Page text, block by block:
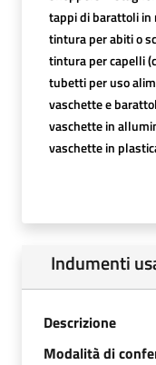
tappi di barattoli in
tintura per abiti o
tintura per capelli
tubetti per uso
vaschette e
vaschette in
vaschette in
Indumenti
Descrizione
Modalità di